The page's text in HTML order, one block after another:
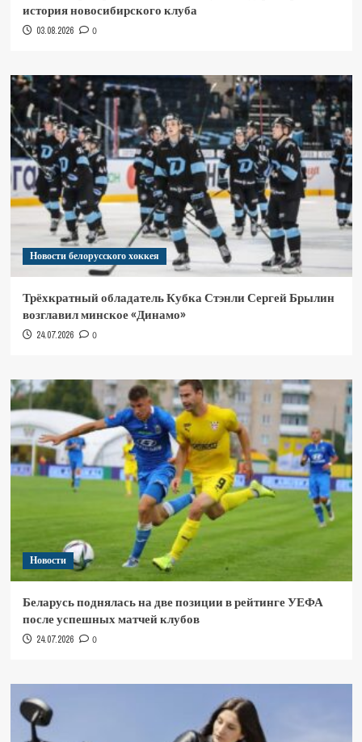
история новосибирского клуба
03.08.2026 0
Новости белорусского хоккея
Трёхкратный обладатель Кубка Стэнли Сергей Брылин
возглавил минское «Динамо»
24.07.2026 0
Новости
Беларусь поднялась на две позиции в рейтинге УЕФА
после успешных матчей клубов
24.07.2026 0